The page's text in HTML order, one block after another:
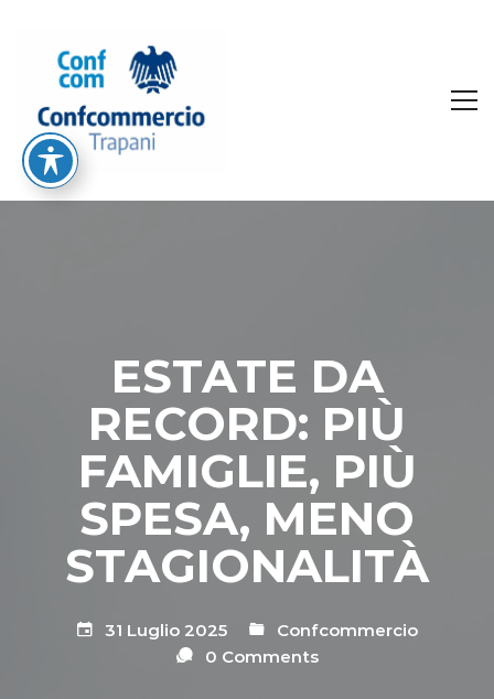
ESTATE DA
RECORD: PIÙ
FAMIGLIE, PIÙ
SPESA, MENO
STAGIONALITÀ
31 Luglio 2025
Confcommercio
0 Comments